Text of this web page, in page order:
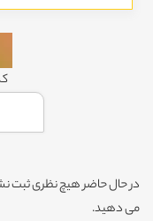
در حال حاضر هیچ نظری ثبت
می دهید.